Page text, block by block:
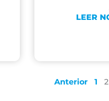
LEER
Anterior 1 2